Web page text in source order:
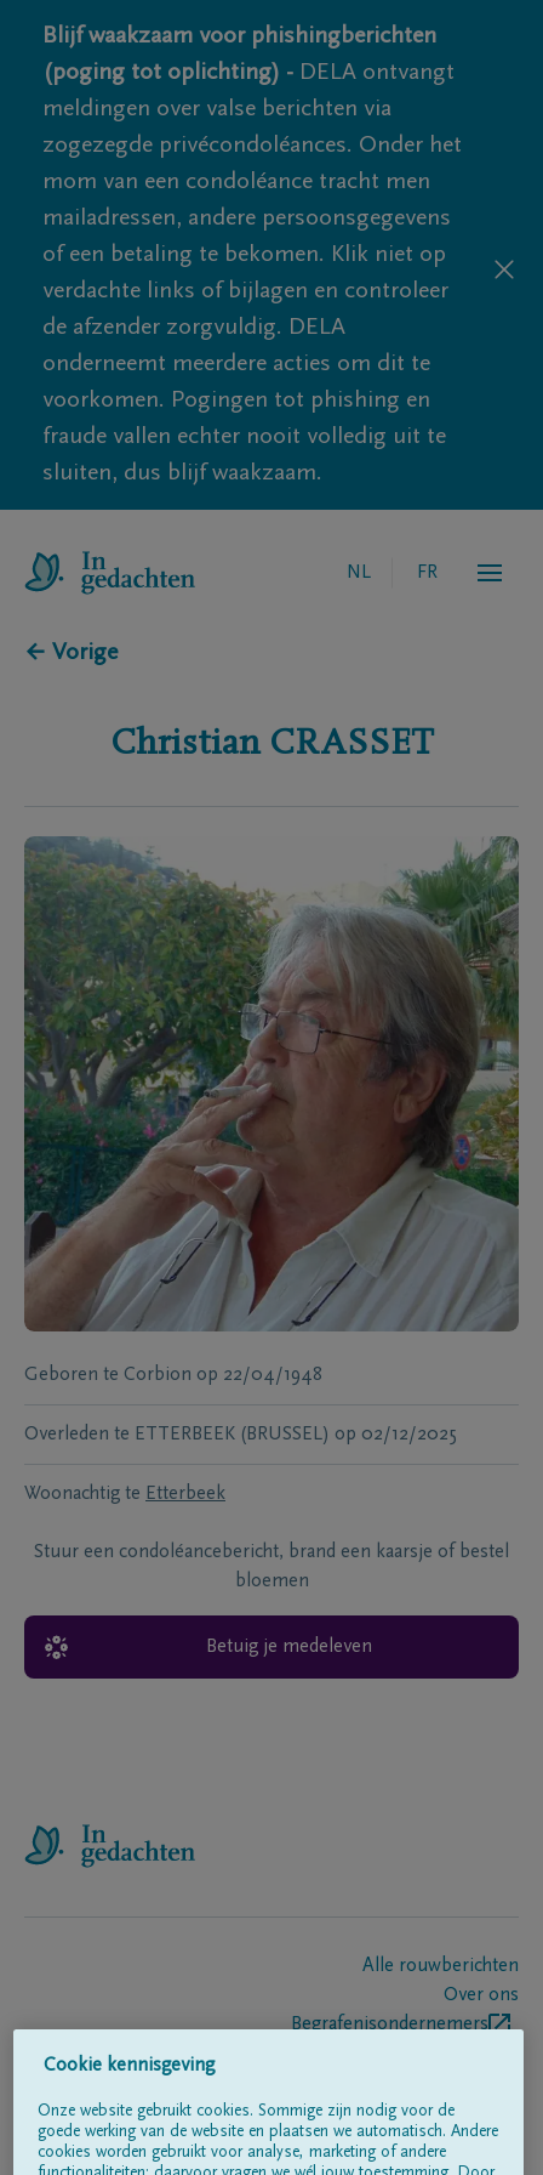
Blijf waakzaam voor phishingberichten
(poging tot oplichting) - DELA ontvangt
meldingen over valse berichten via
zogezegde privécondoléances. Onder het
mom van een condoléance tracht men
mailadressen, andere persoonsgegevens
of een betaling te bekomen. Klik niet op
verdachte links of bijlagen en controleer
de afzender zorgvuldig. DELA
onderneemt meerdere acties om dit te
voorkomen. Pogingen tot phishing en
fraude vallen echter nooit volledig uit te
sluiten, dus blijf waakzaam.
NL FR
← Vorige
Christian CRASSET
Geboren te Corbion op 22/04/1948
Overleden te ETTERBEEK (BRUSSEL) op 02/12/2025
Woonachtig te Etterbeek
Stuur een condoléancebericht, brand een kaarsje of bestel
bloemen
Betuig je medeleven
Alle rouwberichten
Over ons
Begrafenisondernemers
Volg ons op
Cookie kennisgeving
Onze website gebruikt cookies. Sommige zijn nodig voor de
goede werking van de website en plaatsen we automatisch. Andere
cookies worden gebruikt voor analyse, marketing of andere